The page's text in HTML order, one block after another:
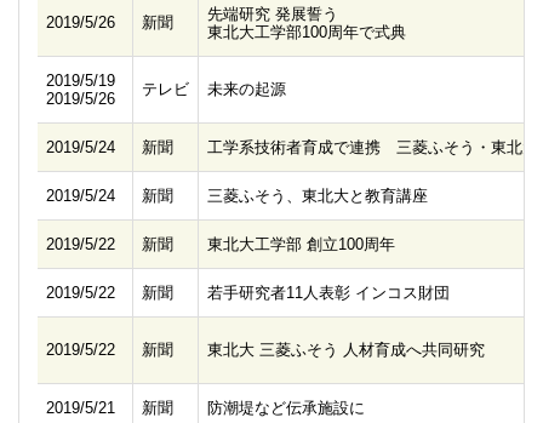
2019/5/26 新聞
先端研究 発展誓う
東北大工学部100周年で式典
2019/5/19
2019/5/26
テレビ 未来の起源
2019/5/24 新聞 工学系技術者育成で連携 三菱ふそう・東北大
2019/5/24 新聞 三菱ふそう、東北大と教育講座
2019/5/22 新聞 東北大工学部 創立100周年
2019/5/22 新聞 若手研究者11人表彰 インコス財団
2019/5/22 新聞 東北大 三菱ふそう 人材育成へ共同研究
2019/5/21 新聞 防潮堤など伝承施設に